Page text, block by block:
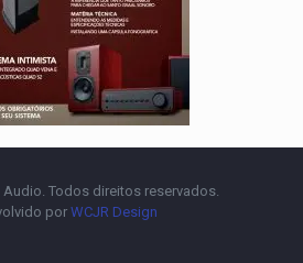
Todos direitos reservados.
por WCJR Design